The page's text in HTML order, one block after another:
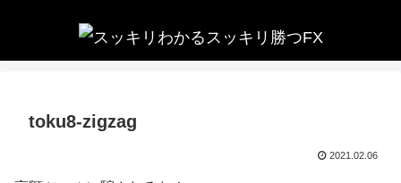
toku8-zigzag
2021.02.06